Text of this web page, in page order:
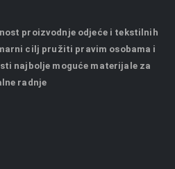
proizvodnje odjeće i tekstilnih
cilj pružiti pravim osobama i
najbolje moguće materijale za
radnje